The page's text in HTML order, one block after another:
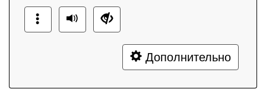
Дополнительно